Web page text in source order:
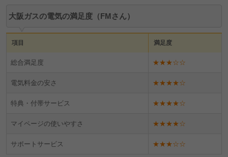
MKさん（ベースプランA-G）
電話でのサポートが丁寧で素晴らしい。
TYさん（ベースプランA）
大阪ガスの電気の満足度（FMさん）
項目 満足度
総合満足度 ★★★☆☆
電気料金の安さ ★★★★☆
特典・付帯サービス ★★★★☆
マイページの使いやすさ ★★★★☆
サポートサービス ★★★☆☆